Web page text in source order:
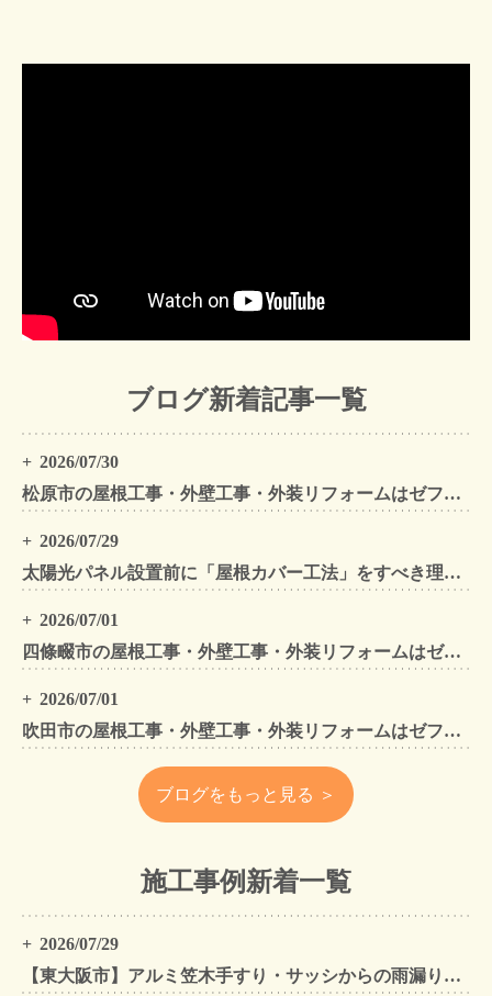
ブログ新着記事一覧
2026/07/30
松原市の屋根工事・外壁工事・外装リフォームはゼファン！松原市内の工事事例もご紹介
2026/07/29
太陽光パネル設置前に「屋根カバー工法」をすべき理由！葺き替えとの違いや費用・雨漏り対策をプロが解説
2026/07/01
四條畷市の屋根工事・外壁工事・外装リフォームはゼファン！四條畷内の工事事例もご紹介
2026/07/01
吹田市の屋根工事・外壁工事・外装リフォームはゼファン！吹田市内の工事事例もご紹介
ブログをもっと見る ＞
施工事例新着一覧
2026/07/29
【東大阪市】アルミ笠木手すり・サッシからの雨漏りを解消｜外壁金属サイディングカバー工法